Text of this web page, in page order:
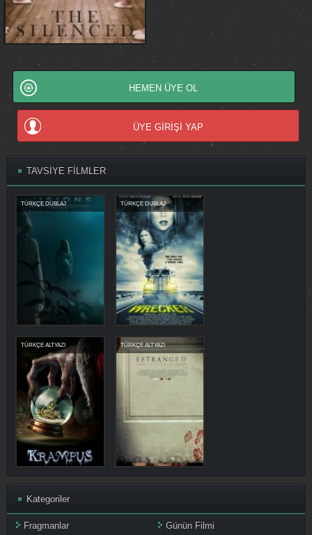
HEMEN ÜYE OL
ÜYE GİRİŞİ YAP
TAVSİYE FİLMLER
TÜRKÇE DUBLAJ TÜRKÇE DUBLAJ
TÜRKÇE ALTYAZI TÜRKÇE ALTYAZI
Kategoriler
Fragmanlar Günün Filmi